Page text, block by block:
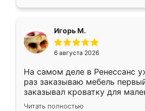
Игорь М.
6 августа 2026
На самом деле в Ренессанс
раз заказываю мебель
заказывал кроватку для
ребёнка при его рождении
Читать полностью